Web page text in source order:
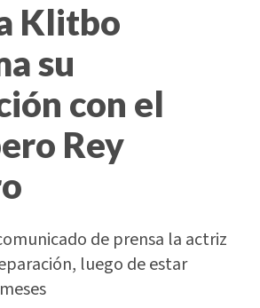
Klitbo
su
con el
Rey
de prensa la actriz
luego de estar